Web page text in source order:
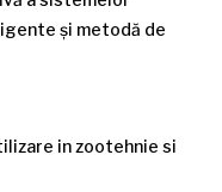
și metodă de
in zootehnie si